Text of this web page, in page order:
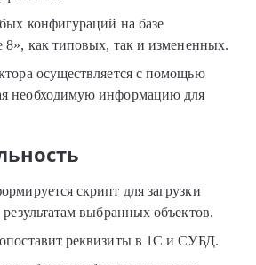
конфигураций на базе
8», как типовых, так и измененных.
осуществляется с помощью
необходимую информацию для
скрипт для загрузки
выбранных объектов.
реквизиты в 1С и СУБД.